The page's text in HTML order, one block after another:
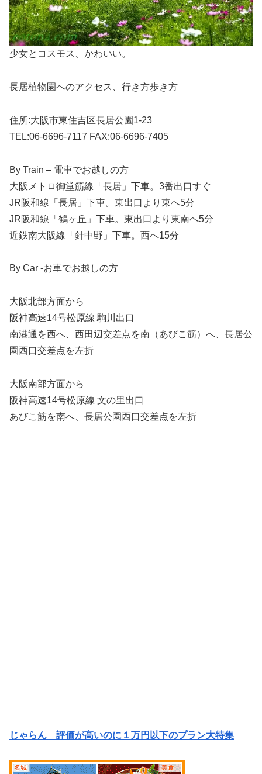
少女とコスモス、かわいい。
長居植物園へのアクセス、行き方歩き方
住所:大阪市東住吉区長居公園1-23
TEL:06-6696-7117 FAX:06-6696-7405
By Train – 電車でお越しの方
⼤阪メトロ御堂筋線「⻑居」下⾞。3番出⼝すぐ
JR阪和線「⻑居」下⾞。東出⼝より東へ5分
JR阪和線「鶴ヶ丘」下⾞。東出⼝より東南へ5分
近鉄南⼤阪線「針中野」下⾞。⻄へ15分
By Car -お車でお越しの方
大阪北部方面から
阪神⾼速14号松原線 駒川出⼝
南港通を⻄へ、⻄⽥辺交差点を南（あびこ筋）へ、⻑居公
園⻄⼝交差点を左折
⼤阪南部⽅⾯から
阪神⾼速14号松原線 ⽂の⾥出⼝
あびこ筋を南へ、⻑居公園⻄⼝交差点を左折
じゃらん 評価が高いのに１万円以下のプラン大特集